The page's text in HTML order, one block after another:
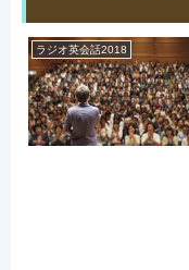
ラジオ英会話2018